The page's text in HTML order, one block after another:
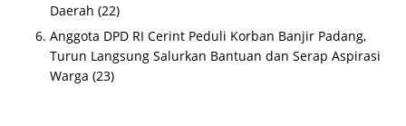
Daerah (22)
Anggota DPD RI Cerint Peduli Korban Banjir Padang,
Turun Langsung Salurkan Bantuan dan Serap Aspirasi
Warga (23)